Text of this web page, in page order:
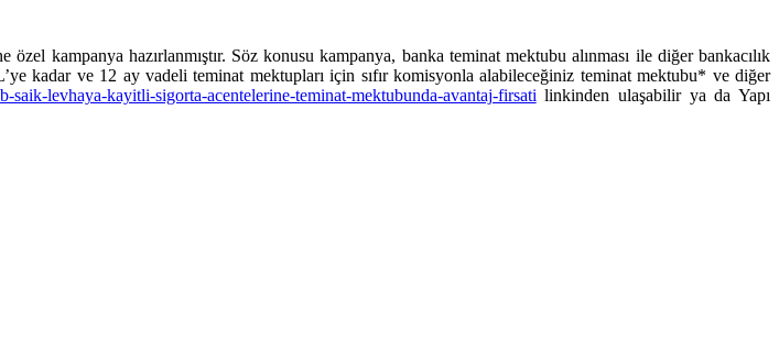
kampanya hazırlanmıştır. Söz konusu kampanya, banka teminat mektubu alınması ile diğer bankacılık
kadar ve 12 ay vadeli teminat mektupları için sıfır komisyonla alabileceğiniz teminat mektubu* ve diğer
levhaya-kayitli-sigorta-acentelerine-teminat-mektubunda-avantaj-firsati linkinden ulaşabilir ya da Yapı